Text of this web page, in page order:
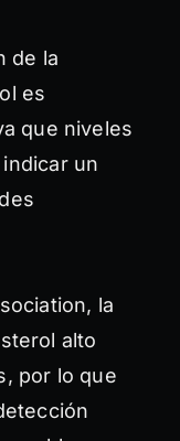
de la
es
que niveles
un
la
alto
por lo que